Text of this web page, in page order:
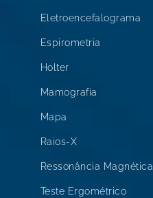
Eletroencefalograma
Espirometria
Holter
Mamografia
Mapa
Raios-X
Ressonância Magnética
Teste Ergométrico